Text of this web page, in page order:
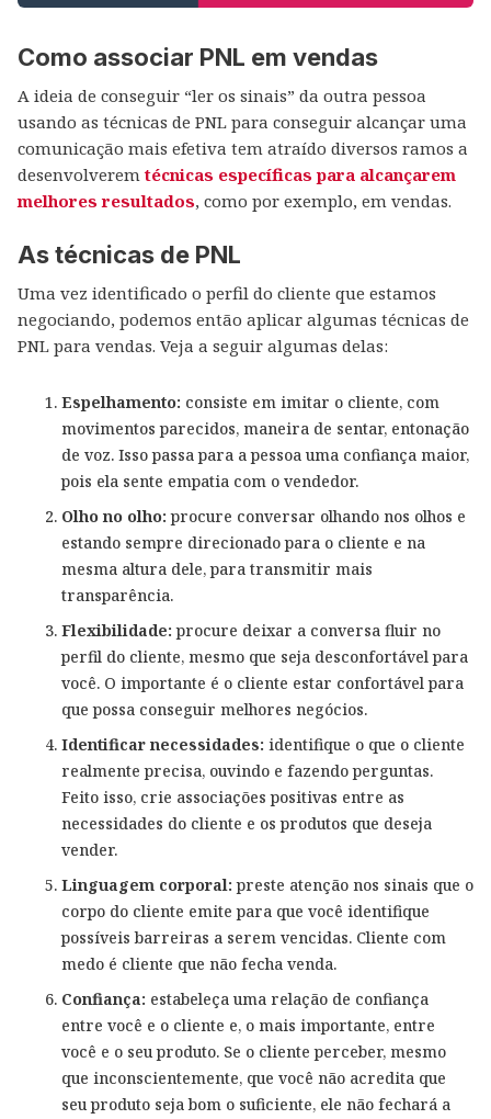
Como associar PNL em vendas
A ideia de conseguir “ler os sinais” da outra pessoa
usando as técnicas de PNL para conseguir alcançar uma
comunicação mais efetiva tem atraído diversos ramos a
desenvolveremtécnicas específicas para alcançarem
melhores resultados, como por exemplo, em vendas.
As técnicas de PNL
Uma vez identificado o perfil do cliente que estamos
negociando, podemos então aplicar algumas técnicas de
PNL para vendas. Veja a seguir algumas delas:
Espelhamento: consiste em imitar o cliente, com
movimentos parecidos, maneira de sentar, entonação
de voz. Isso passa para a pessoa uma confiança maior,
pois ela sente empatia com o vendedor.
Olho no olho: procure conversar olhando nos olhos e
estando sempre direcionado para o cliente e na
mesma altura dele, para transmitir mais
transparência.
Flexibilidade: procure deixar a conversa fluir no
perfil do cliente, mesmo que seja desconfortável para
você. O importante é o cliente estar confortável para
que possa conseguir melhores negócios.
Identificar necessidades: identifique o que o cliente
realmente precisa, ouvindo e fazendo perguntas.
Feito isso, crie associações positivas entre as
necessidades do cliente e os produtos que deseja
vender.
Linguagem corporal: preste atenção nos sinais que o
corpo do cliente emite para que você identifique
possíveis barreiras a serem vencidas. Cliente com
medo é cliente que não fecha venda.
Confiança: estabeleça uma relação de confiança
entre você e o cliente e, o mais importante, entre
você e o seu produto. Se o cliente perceber, mesmo
que inconscientemente, que você não acredita que
seu produto seja bom o suficiente, ele não fechará a